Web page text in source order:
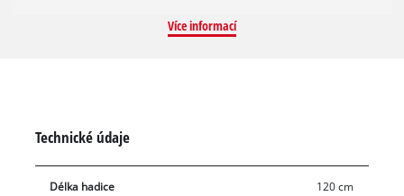
sady je praktická prodlužovací hadice z pružného plastu o
Více informací
Technické údaje
Délka hadice 120 cm